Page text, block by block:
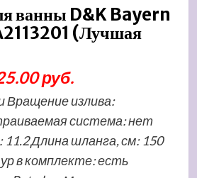
ванны D&K Bayern
(Лучшая
руб.
Вращение излива:
система: нет
11.2 Длина шланга, см: 150
в комплекте: есть